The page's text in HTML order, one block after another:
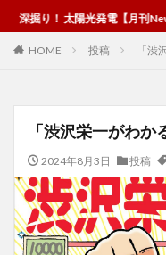
太陽光発電【月刊Newsがわか
HOME 投稿 「渋
「渋沢栄一がわ
2024年8月3日 投稿